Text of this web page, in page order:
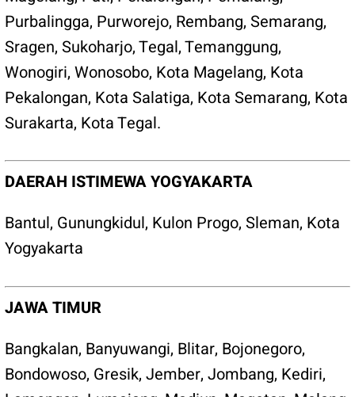
Purbalingga, Purworejo, Rembang, Semarang,
Sragen, Sukoharjo,Tegal,Temanggung,
Wonogiri, Wonosobo, Kota Magelang, Kota
Pekalongan, Kota Salatiga, Kota Semarang, Kota
Surakarta, Kota Tegal.
DAERAH ISTIMEWA YOGYAKARTA
Bantul, Gunungkidul, Kulon Progo, Sleman, Kota
Yogyakarta
JAWA TIMUR
Bangkalan, Banyuwangi, Blitar, Bojonegoro,
Bondowoso, Gresik, Jember, Jombang, Kediri,